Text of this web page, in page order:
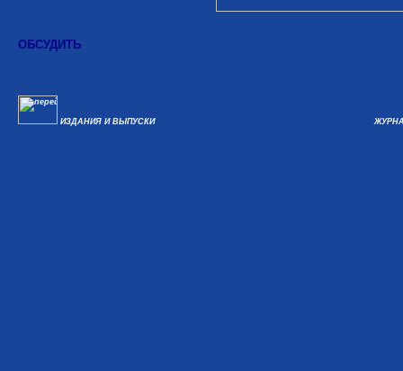
ОБСУДИТЬ
ИЗДАНИЯ И ВЫПУСКИ